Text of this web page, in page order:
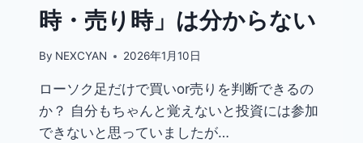
リ
ッ
ト・
メ
ッ
ト
時・売り時」は分からない
By NEXCYAN 2026年1月10日
ローソク足だけで買いor売りを判断できるの
か？ 自分もちゃんと覚えないと投資には参加
できないと思っていましたが…